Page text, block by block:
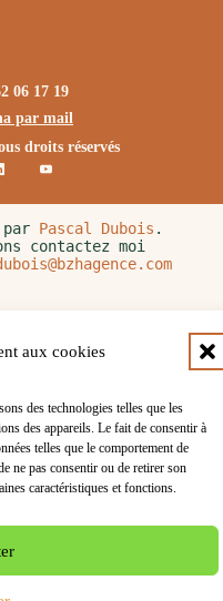
aux cookies
des technologies telles que les
des appareils. Le fait de consentir à
telles que le comportement de
ne pas consentir ou de retirer son
caractéristiques et fonctions.
06 17 19
par mail
droits réservés
Pascal Dubois .
contactez moi